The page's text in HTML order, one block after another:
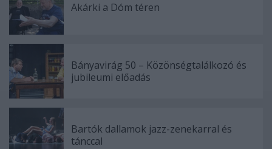
Akárki a Dóm téren
Bányavirág 50 – Közönségtalálkozó és
jubileumi előadás
Bartók dallamok jazz-zenekarral és
tánccal